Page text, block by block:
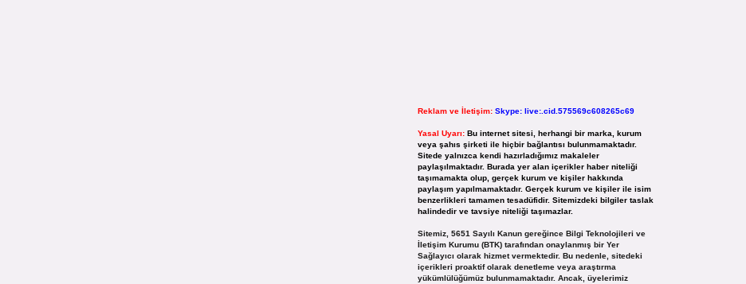
Reklam ve İletişim: Skype: live:.cid.575569c608265c69
Yasal Uyarı: Bu internet sitesi, herhangi bir marka, kurum
veya şahıs şirketi ile hiçbir bağlantısı bulunmamaktadır.
Sitede yalnızca kendi hazırladığımız makaleler
paylaşılmaktadır. Burada yer alan içerikler haber niteliği
taşımamakta olup, gerçek kurum ve kişiler hakkında
paylaşım yapılmamaktadır. Gerçek kurum ve kişiler ile isim
benzerlikleri tamamen tesadüfidir. Sitemizdeki bilgiler taslak
halindedir ve tavsiye niteliği taşımazlar.
Sitemiz, 5651 Sayılı Kanun gereğince Bilgi Teknolojileri ve
İletişim Kurumu (BTK) tarafından onaylanmış bir Yer
Sağlayıcı olarak hizmet vermektedir. Bu nedenle, sitedeki
içerikleri proaktif olarak denetleme veya araştırma
yükümlülüğümüz bulunmamaktadır. Ancak, üyelerimiz